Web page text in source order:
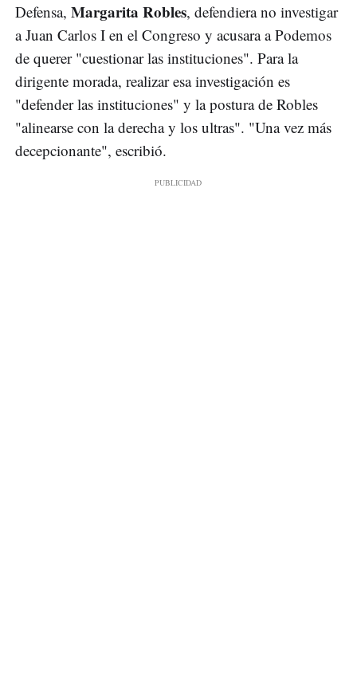
Defensa, Margarita Robles, defendiera no investigar
a Juan Carlos I en el Congreso y acusara a Podemos
de querer "cuestionar las instituciones". Para la
dirigente morada, realizar esa investigación es
"defender las instituciones" y la postura de Robles
"alinearse con la derecha y los ultras". "Una vez más
decepcionante", escribió.